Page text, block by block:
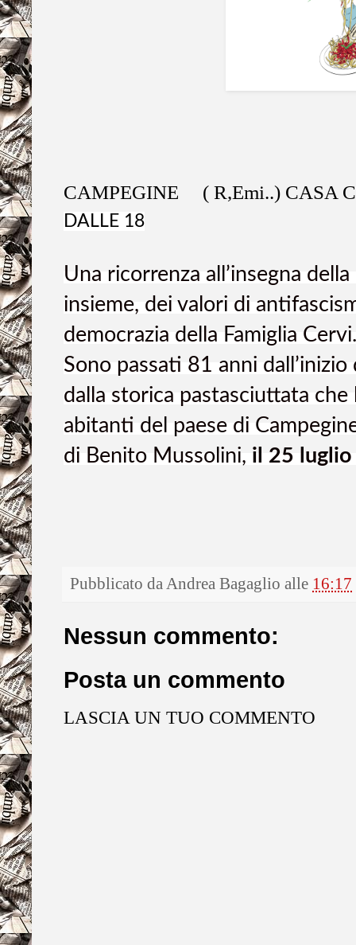
CAMPEGINE ( R,Emi..) CASA
DALLE 18
Una ricorrenza all’insegna
insieme, dei valori di
democrazia della Famiglia
Sono passati 81 anni
dalla storica pastasciuttata
abitanti del paese di
di Benito Mussolini, il 25
Pubblicato daAndrea Bagaglio alle 16:17
Nessun commento:
Posta un commento
LASCIA UN TUO COMMENTO